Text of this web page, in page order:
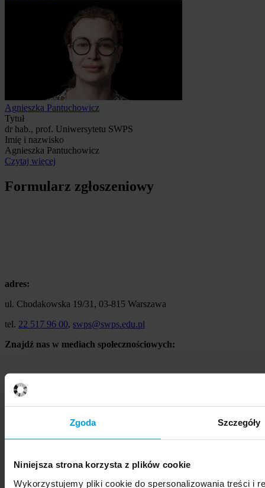
Zgoda Szczegóły
Niniejsza strona korzysta z plików cookie
Wykorzystujemy pliki cookie do spersonalizowania treści i
Agnieszka Pantuchowicz
Tytuł
dr hab., prof. Uniwersytetu SWPS
Imię i nazwisko
Agnieszka Pantuchowicz
Czytaj więcej
Formularz zgłoszeniowy
adres:
ul. Chodakowska 19/31, 03-815 Warszawa
tel. 22 517 96 00, swps@swps.edu.pl
Znajdź nas w mediach społecznościowych: